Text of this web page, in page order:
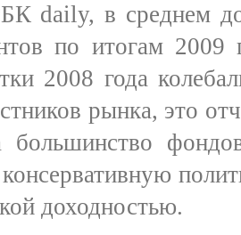
daily, в среднем
по итогам 2009
2008 года
рынка, это
большинство
доходностью.